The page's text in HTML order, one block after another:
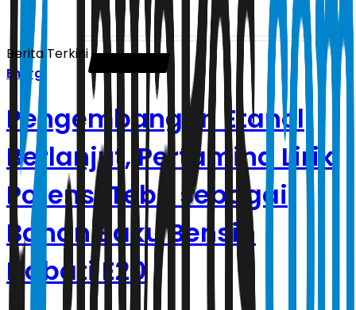
Berita Terkini
Energi
Pengembangan Etanol
Berlanjut, Pertamina Lirik
Potensi Tebu sebagai
Bahan Baku Bensin
Nabati E20